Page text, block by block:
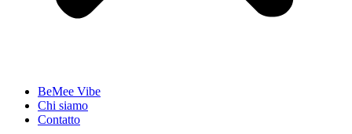
BeMee Vibe
Chi siamo
Contatto